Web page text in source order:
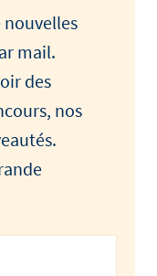
nouvelles
mail.
des
nos